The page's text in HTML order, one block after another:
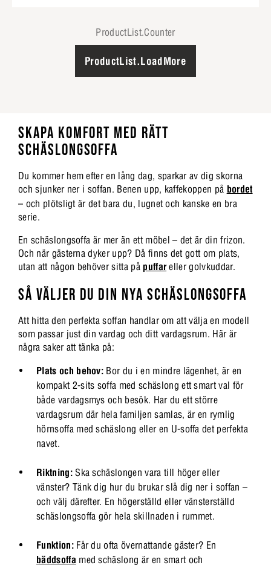
ProductList.Counter
ProductList.LoadMore
SKAPA KOMFORT MED RÄTT
SCHÄSLONGSOFFA
Du kommer hem efter en lång dag, sparkar av dig skorna
och sjunker ner i soffan. Benen upp, kaffekoppen på bordet
– och plötsligt är det bara du, lugnet och kanske en bra
serie.
En schäslongsoffa är mer än ett möbel – det är din frizon.
Och när gästerna dyker upp? Då finns det gott om plats,
utan att någon behöver sitta på puffareller golvkuddar.
SÅ VÄLJER DU DIN NYA SCHÄSLONGSOFFA
Att hitta den perfekta soffan handlar om att välja en modell
som passar just din vardag och ditt vardagsrum. Här är
några saker att tänka på:
Plats och behov: Bor du i en mindre lägenhet, är en
kompakt 2-sits soffa med schäslong ett smart val för
både vardagsmys och besök. Har du ett större
vardagsrum där hela familjen samlas, är en rymlig
hörnsoffa med schäslong eller en U-soffa det perfekta
navet.
Riktning:Ska schäslongen vara till höger eller
vänster? Tänk dig hur du brukar slå dig ner i soffan –
och välj därefter. En högerställd eller vänsterställd
schäslongsoffa gör hela skillnaden i rummet.
Funktion:Får du ofta övernattande gäster? En
bäddsoffa med schäslong är en smart och